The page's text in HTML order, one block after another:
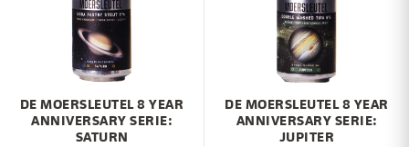
DE MOERSLEUTEL 8 YEAR
ANNIVERSARY SERIE:
SATURN
DE MOERSLEUTEL 8 YEAR
ANNIVERSARY SERIE:
JUPITER